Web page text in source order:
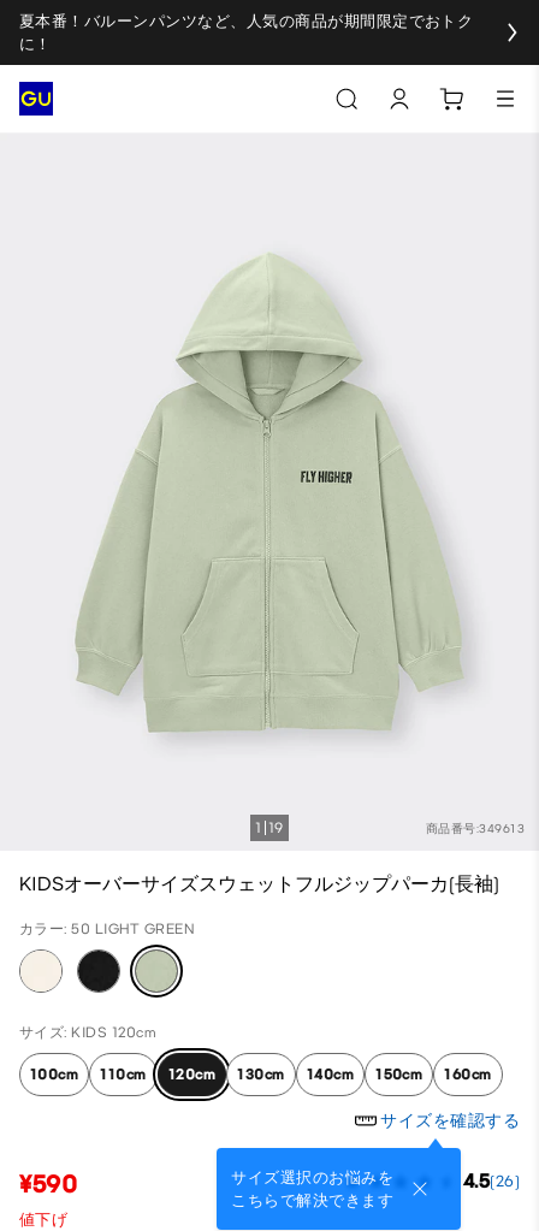
夏本番！バルーンパンツなど、人気の商品が期間限定でおトク
に！
商品番号:349613
1 19
KIDSオーバーサイズスウェットフルジップパーカ(長袖)
カラー: 50 LIGHT GREEN
サイズ: KIDS 120cm
100cm 110cm 120cm 130cm 140cm 150cm 160cm
サイズを確認する
サイズ選択のお悩みを
こちらで解決できます
¥590 4.5(26)
値下げ